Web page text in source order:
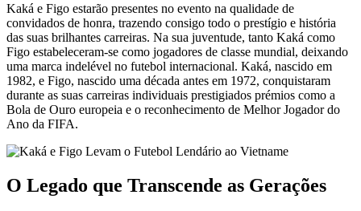
Kaká e Figo estarão presentes no evento na qualidade de
convidados de honra, trazendo consigo todo o prestígio e história
das suas brilhantes carreiras. Na sua juventude, tanto Kaká como
Figo estabeleceram-se como jogadores de classe mundial, deixando
uma marca indelével no futebol internacional. Kaká, nascido em
1982, e Figo, nascido uma década antes em 1972, conquistaram
durante as suas carreiras individuais prestigiados prémios como a
Bola de Ouro europeia e o reconhecimento de Melhor Jogador do
Ano da FIFA.
O Legado que Transcende as Gerações